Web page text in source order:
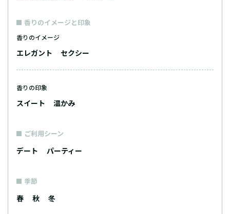
香りのイメージと印象
香りのイメージ
エレガント セクシー
香りの印象
スイート 温かみ
ご利用シーン
デート パーティー
季節
春 秋 冬